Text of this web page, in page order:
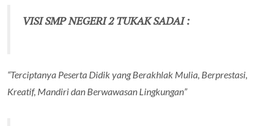
VISI SMP NEGERI 2 TUKAK SADAI :
“Terciptanya Peserta Didik yang Berakhlak Mulia, Berprestasi,
Kreatif, Mandiri dan Berwawasan Lingkungan”